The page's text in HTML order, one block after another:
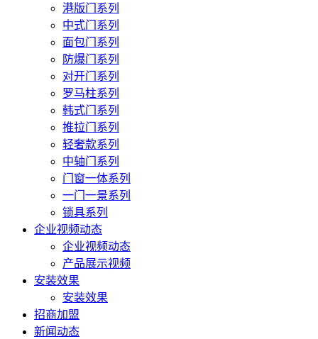
港版门系列
中式门系列
面包门系列
防爆门系列
对开门系列
罗马柱系列
韩式门系列
推拉门系列
轻奢款系列
中轴门系列
门窗一体系列
一门一景系列
锁具系列
企业视频动态
企业视频动态
产品展示视频
安装效果
安装效果
招商加盟
新闻动态